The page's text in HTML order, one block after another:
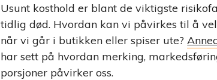
Usunt kosthold er blant de viktigste
tidlig død. Hvordan kan vi påvirkes til å
når vi går i butikken eller spiser ute?
har sett på hvordan merking,
porsjoner påvirker oss.